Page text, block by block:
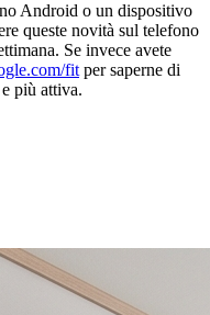
Android o un dispositivo
queste novità sul telefono
Se invece avete
fit per saperne di
più attiva.